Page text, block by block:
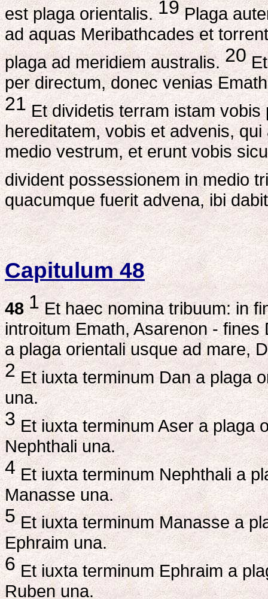
est plaga orientalis.19Plaga
ad aquas Meribathcades et
plaga ad meridiem australis.20Et
per directum, donec venias
21Et dividetis terram istam
hereditatem, vobis et advenis,
medio vestrum, et erunt vobis
divident possessionem in medio
quacumque fuerit advena, ibi
Capitulum 48
48 1Et haec nomina tribuum: in
introitum Emath, Asarenon -
a plaga orientali usque ad mare,
2Et iuxta terminum Dan a plaga
una.
3Et iuxta terminum Aser a plaga
Nephthali una.
4Et iuxta terminum Nephthali a
Manasse una.
5Et iuxta terminum Manasse a
Ephraim una.
6Et iuxta terminum Ephraim a
Ruben una.